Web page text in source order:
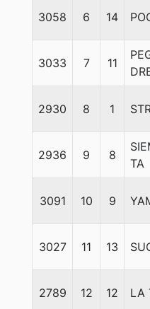
3058 6 14
3033 7 11
2930 8 1
2936 9 8
TA
3091 10 9
3027 11 13
2789 12 12 LA